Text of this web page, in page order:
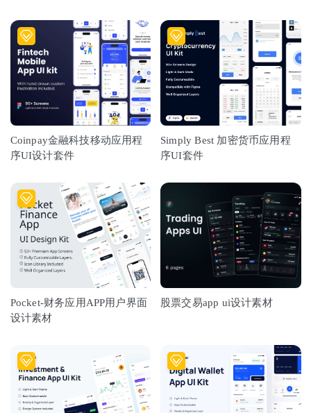
Coinpay金融科技移动应用程
序UI设计套件
Simply Best 加密货币应用程
序UI套件
Pocket-财务应用APP用户界面
设计素材
股票交易app ui设计素材